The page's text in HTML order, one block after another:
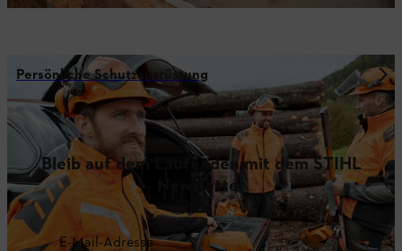
Persönliche Schutzausrüstung
Bleib auf dem Laufenden mit dem STIHL
Newsletter
E-Mail-Adresse